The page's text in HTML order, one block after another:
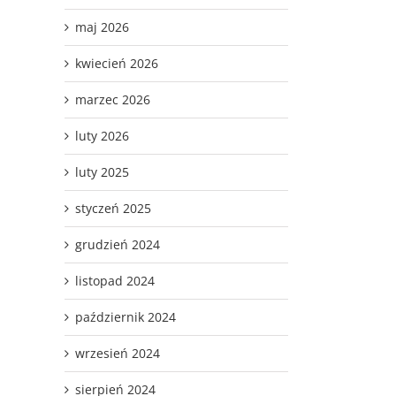
maj 2026
kwiecień 2026
marzec 2026
luty 2026
luty 2025
styczeń 2025
grudzień 2024
listopad 2024
październik 2024
wrzesień 2024
sierpień 2024